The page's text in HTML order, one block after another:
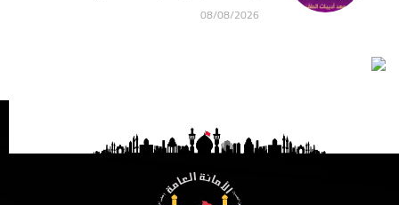
08/08/2026